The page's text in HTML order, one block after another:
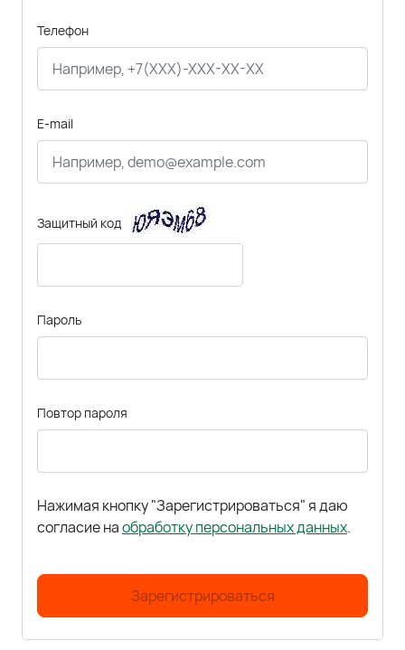
Телефон
E-mail
Защитный код
Пароль
Повтор пароля
Нажимая кнопку "Зарегистрироваться" я даю
согласие наобработку персональных данных.
Зарегистрироваться